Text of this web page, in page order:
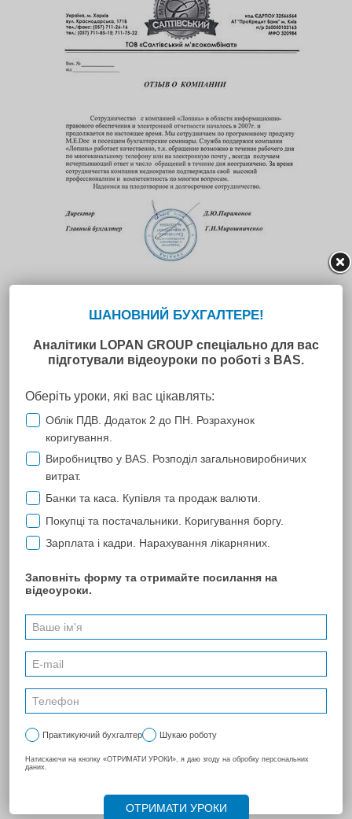
ООО "Салтовский мясокомбинат"
Сотрудничество с компанией "Лопань" в области
информационно-правового обеспечения и электронной
отчетности началось в 2007 г. и продолжается по настоящее
время. Мы сотрудничаем по программному продукту M.E.Doc
и посещаем бухгалтерские семинары. Служба поддержки
компании "Лопань" работает качественно, т.к. обращение
возможно в течение рабочего дня по многоканальному
телефону или на электронную почту, всегда получаем
исчерпывающий ответ и число обращений в течение дня
неограниченно. За время сотрудничества компания
неоднократно подтверждала свой высокий профессионализм и
компетентность по многим вопросам.
Надеемся на плодотворное и долгосрочное сотрудничество.
ПОПЕРЕДНЯ
74
... {next_10} ... 174 257 ... 270